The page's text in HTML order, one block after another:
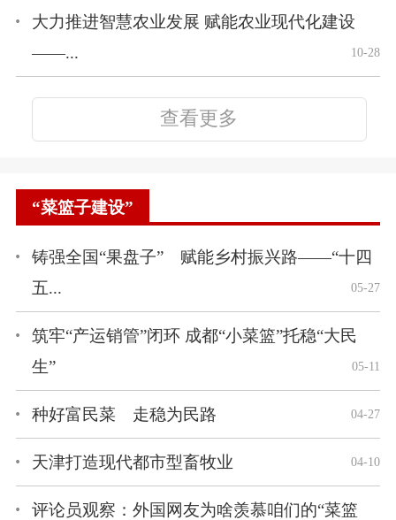
大力推进智慧农业发展 赋能农业现代化建设
——...
10-28
查看更多
“菜篮子建设”
铸强全国“果盘子” 赋能乡村振兴路——“十四
五...
05-27
筑牢“产运销管”闭环 成都“小菜篮”托稳“大民
生”
05-11
种好富民菜 走稳为民路 04-27
天津打造现代都市型畜牧业 04-10
评论员观察：外国网友为啥羡慕咱们的“菜篮